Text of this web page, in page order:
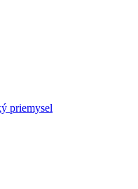
priemysel